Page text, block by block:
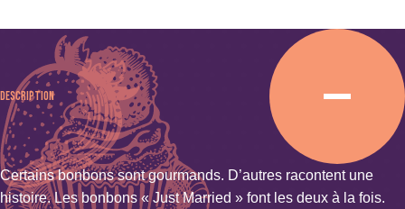
Description
Certains bonbons sont gourmands. D’autres racontent une
histoire. Les bonbons « Just Married » font les deux à la fois.